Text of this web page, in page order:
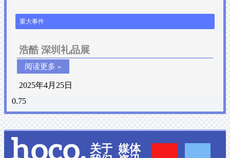
重大事件
浩酷 深圳礼品展
阅读更多 »
2025年4月25日
关于 媒体